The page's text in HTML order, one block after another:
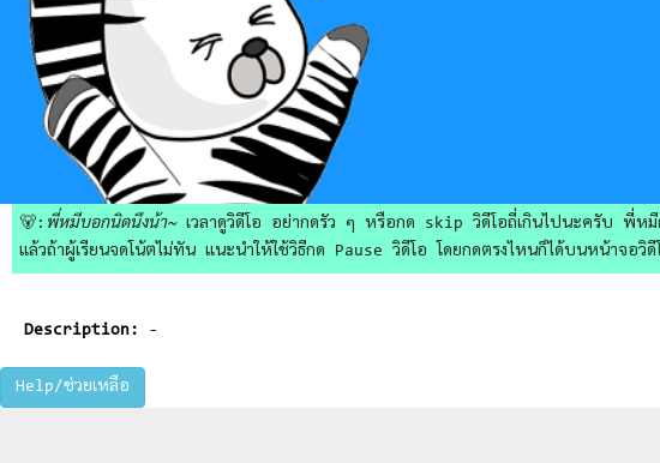
🐻: พี่หมีบอกนิดนึงน้า~เวลาดูวิดีโอ อย่ากดรัว ๆ หรือกด skip วิดีโอถี่เกินไปนะครับ พี่หมี
แล้วถ้าผู้เรียนจดโน้ตไม่ทัน แนะนำให้ใช้วิธีกด Pause วิดีโอ โดยกดตรงไหนก็ได้บนหน้าจอวิ
Description: -
Help/ช่วยเหลือ